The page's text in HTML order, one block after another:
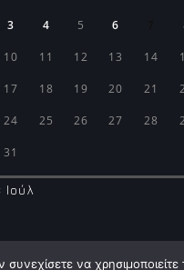
3 4 5 6
10 11 12 13 14
17 18 19 20 21
24 25 26 27 28
31
Ιούλ
να